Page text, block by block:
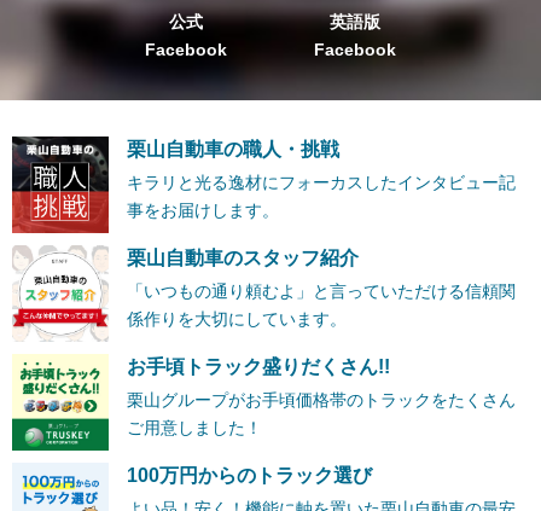
公式
Facebook
英語版
Facebook
栗山自動車の職人・挑戦
キラリと光る逸材にフォーカスしたインタビュー記
事をお届けします。
栗山自動車のスタッフ紹介
「いつもの通り頼むよ」と言っていただける信頼関
係作りを大切にしています。
お手頃トラック盛りだくさん!!
栗山グループがお手頃価格帯のトラックをたくさん
ご用意しました！
100万円からのトラック選び